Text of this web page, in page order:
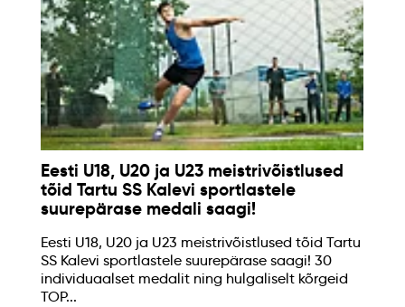
Eesti U18, U20 ja U23 meistrivõistlused
tõid Tartu SS Kalevi sportlastele
suurepärase medali saagi!
Eesti U18, U20 ja U23 meistrivõistlused tõid Tartu
SS Kalevi sportlastele suurepärase saagi! 30
individuaalset medalit ning hulgaliselt kõrgeid
TOP...